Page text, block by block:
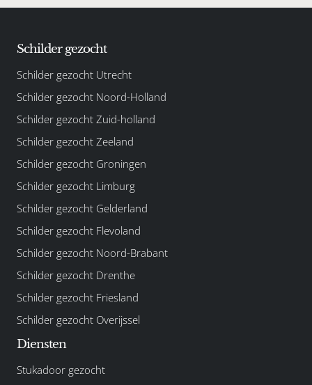
Schilder gezocht
Schilder gezocht Utrecht
Schilder gezocht Noord-Holland
Schilder gezocht Zuid-holland
Schilder gezocht Zeeland
Schilder gezocht Groningen
Schilder gezocht Limburg
Schilder gezocht Gelderland
Schilder gezocht Flevoland
Schilder gezocht Noord-Brabant
Schilder gezocht Drenthe
Schilder gezocht Friesland
Schilder gezocht Overijssel
Diensten
Stukadoor gezocht